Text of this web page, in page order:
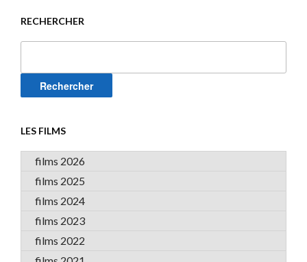
RECHERCHER
LES FILMS
films 2026
films 2025
films 2024
films 2023
films 2022